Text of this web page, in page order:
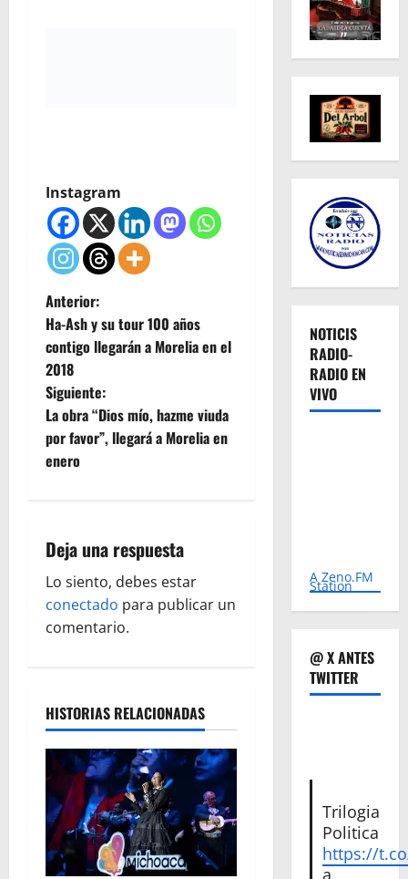
Instagram
N
a
v
e
g
c
i
ó
e
e
n
t
Anterior:
Ha-Ash y su tour 100 años
contigo llegarán a Morelia en el
2018
Siguiente:
La obra “Dios mío, hazme viuda
por favor”, llegará a Morelia en
enero
Deja una respuesta
Lo siento, debes estar
conectado para publicar un
comentario.
HISTORIAS RELACIONADAS
NOTICIS
RADIO-
RADIO EN
VIVO
A Zeno.FM
Station
@ X ANTES
TWITTER
Trilogia
Politica
https://